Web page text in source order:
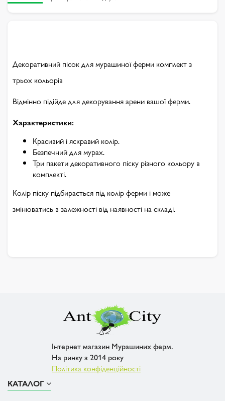
Декоративний пісок для мурашиної ферми комплект з
трьох кольорів
Відмінно підійде для декорування арени вашої ферми.
Характеристики:
Красивий і яскравий колір.
Безпечний для мурах.
Три пакети декоративного піску різного кольору в
комплекті.
Колір піску підбирається під колір ферми і може
змінюватись в залежності від наявності на складі.
Інтернет магазин Мурашиних ферм.
На ринку з 2014 року
Політика конфіденційності
КАТАЛОГ